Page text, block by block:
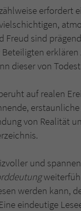
erfordert
Freud sind
dieser von
auf realen
von Realität
und
werden kann,
eindeutige